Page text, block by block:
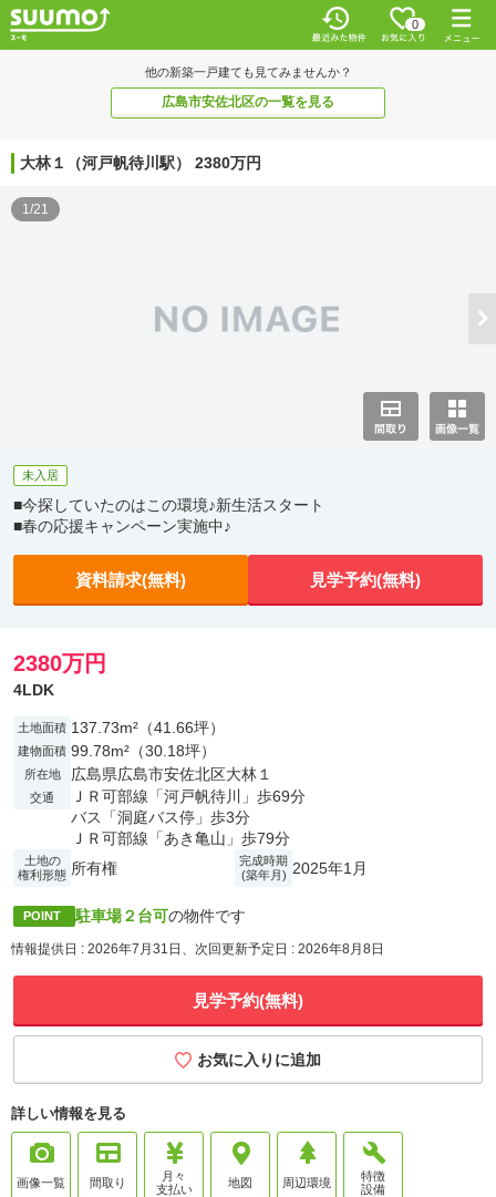
0
他の新築一戸建ても見てみませんか？
広島市安佐北区の一覧を見る
大林１（河戸帆待川駅） 2380万円
1/21
未入居
■今探していたのはこの環境♪新生活スタート
■春の応援キャンペーン実施中♪
資料請求(無料) 見学予約(無料)
2380万円
4LDK
土地面積 137.73m²（41.66坪）
建物面積 99.78m²（30.18坪）
所在地 広島県広島市安佐北区大林１
交通
ＪＲ可部線「河戸帆待川」歩69分
バス「洞庭バス停」歩3分
ＪＲ可部線「あき亀山」歩79分
土地の
権利形態 所有権
完成時期
(築年月) 2025年1月
POINT 駐車場２台可の物件です
情報提供日 : 2026年7月31日、次回更新予定日 : 2026年8月8日
見学予約(無料)
お気に入りに追加
詳しい情報を見る
画像一覧 間取り
月々
支払い
地図 周辺環境
特徴
設備